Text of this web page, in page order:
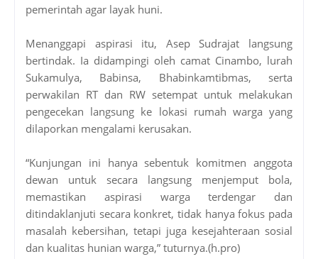
pemerintah agar layak huni.
Menanggapi aspirasi itu, Asep Sudrajat langsung
bertindak. Ia didampingi oleh camat Cinambo, lurah
Sukamulya, Babinsa, Bhabinkamtibmas, serta
perwakilan RT dan RW setempat untuk melakukan
pengecekan langsung ke lokasi rumah warga yang
dilaporkan mengalami kerusakan.
“Kunjungan ini hanya sebentuk komitmen anggota
dewan untuk secara langsung menjemput bola,
memastikan aspirasi warga terdengar dan
ditindaklanjuti secara konkret, tidak hanya fokus pada
masalah kebersihan, tetapi juga kesejahteraan sosial
dan kualitas hunian warga,” tuturnya.(h.pro)